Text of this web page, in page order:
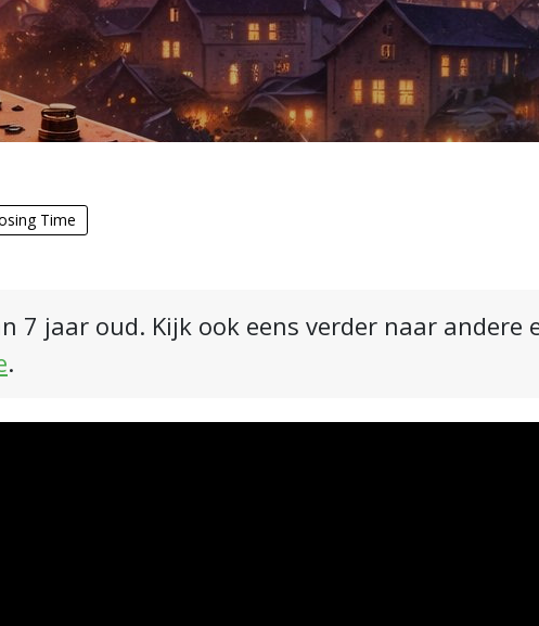
Time
7 jaar oud. Kijk ook eens verder naar andere
.